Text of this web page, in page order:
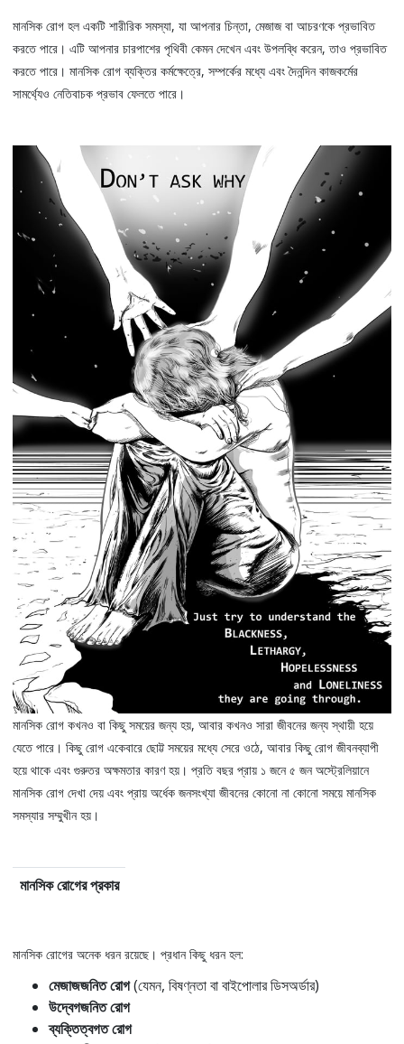
মানসিক রোগ হল একটি শারীরিক সমস্যা, যা আপনার চিন্তা, মেজাজ বা আচরণকে প্রভাবিত
করতে পারে। এটি আপনার চারপাশের পৃথিবী কেমন দেখেন এবং উপলব্ধি করেন, তাও প্রভাবিত
করতে পারে। মানসিক রোগ ব্যক্তির কর্মক্ষেত্রে, সম্পর্কের মধ্যে এবং দৈনন্দিন কাজকর্মের
সামর্থ্যেও নেতিবাচক প্রভাব ফেলতে পারে।
মানসিক রোগ কখনও বা কিছু সময়ের জন্য হয়, আবার কখনও সারা জীবনের জন্য স্থায়ী হয়ে
যেতে পারে। কিছু রোগ একেবারে ছোট্ট সময়ের মধ্যে সেরে ওঠে, আবার কিছু রোগ জীবনব্যাপী
হয়ে থাকে এবং গুরুতর অক্ষমতার কারণ হয়। প্রতি বছর প্রায় ১ জনে ৫ জন অস্ট্রেলিয়ানে
মানসিক রোগ দেখা দেয় এবং প্রায় অর্ধেক জনসংখ্যা জীবনের কোনো না কোনো সময়ে মানসিক
সমস্যার সম্মুখীন হয়।
মানসিক রোগের প্রকার
মানসিক রোগের অনেক ধরন রয়েছে। প্রধান কিছু ধরন হল:
মেজাজজনিত রোগ(যেমন, বিষণ্নতা বা বাইপোলার ডিসঅর্ডার)
উদ্বেগজনিত রোগ
ব্যক্তিত্বগত রোগ